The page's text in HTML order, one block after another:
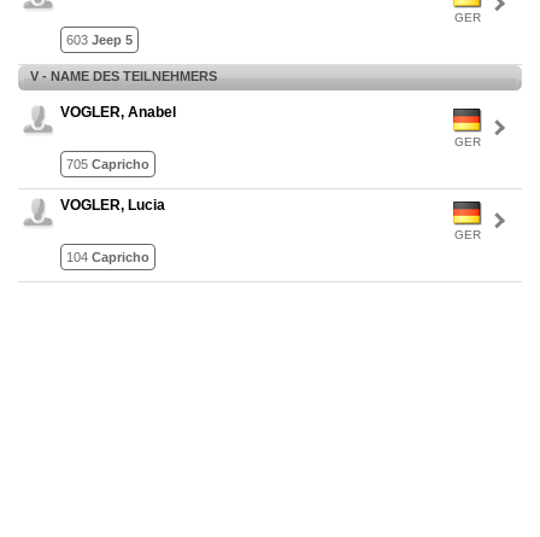
GER
603 Jeep 5
V - NAME DES TEILNEHMERS
GER
VOGLER, Anabel
705 Capricho
GER
VOGLER, Lucia
104 Capricho